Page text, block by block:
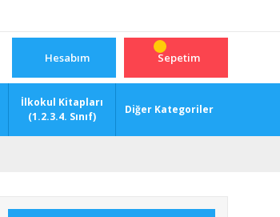
Hesabım Sepetim
İlkokul Kitapları
(1.2.3.4. Sınıf)
Diğer Kategoriler